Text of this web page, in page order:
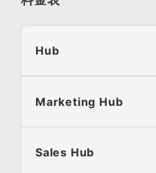
Hub
Marketing Hub
Sales Hub